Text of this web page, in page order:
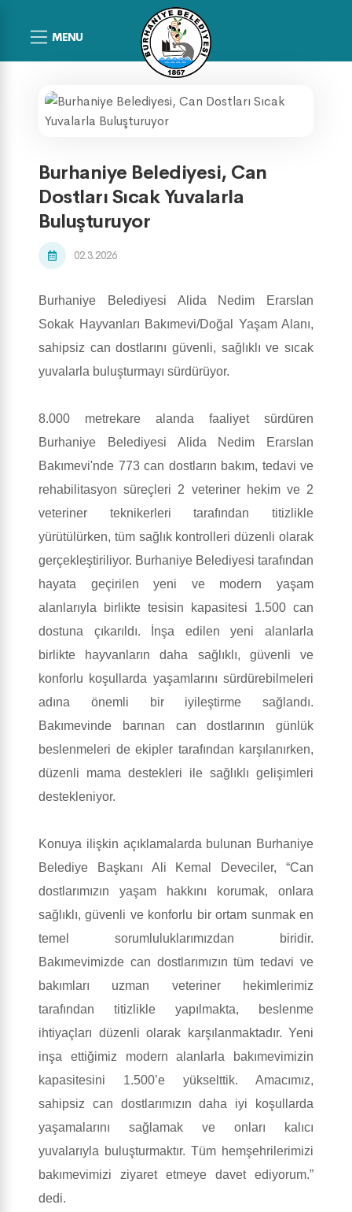
MENU
Burhaniye Belediyesi, Can
Dostları Sıcak Yuvalarla
Buluşturuyor
02.3.2026
Burhaniye Belediyesi Alida Nedim Erarslan
Sokak Hayvanları Bakımevi/Doğal Yaşam Alanı,
sahipsiz can dostlarını güvenli, sağlıklı ve sıcak
yuvalarla buluşturmayı sürdürüyor.
8.000 metrekare alanda faaliyet sürdüren
Burhaniye Belediyesi Alida Nedim Erarslan
Bakımevi'nde 773 can dostların bakım, tedavi ve
rehabilitasyon süreçleri 2 veteriner hekim ve 2
veteriner teknikerleri tarafından titizlikle
yürütülürken, tüm sağlık kontrolleri düzenli olarak
gerçekleştiriliyor. Burhaniye Belediyesi tarafından
hayata geçirilen yeni ve modern yaşam
alanlarıyla birlikte tesisin kapasitesi 1.500 can
dostuna çıkarıldı. İnşa edilen yeni alanlarla
birlikte hayvanların daha sağlıklı, güvenli ve
konforlu koşullarda yaşamlarını sürdürebilmeleri
adına önemli bir iyileştirme sağlandı.
Bakımevinde barınan can dostlarının günlük
beslenmeleri de ekipler tarafından karşılanırken,
düzenli mama destekleri ile sağlıklı gelişimleri
destekleniyor.
Konuya ilişkin açıklamalarda bulunan Burhaniye
Belediye Başkanı Ali Kemal Deveciler, “Can
dostlarımızın yaşam hakkını korumak, onlara
sağlıklı, güvenli ve konforlu bir ortam sunmak en
temel sorumluluklarımızdan biridir.
Bakımevimizde can dostlarımızın tüm tedavi ve
bakımları uzman veteriner hekimlerimiz
tarafından titizlikle yapılmakta, beslenme
ihtiyaçları düzenli olarak karşılanmaktadır. Yeni
inşa ettiğimiz modern alanlarla bakımevimizin
kapasitesini 1.500’e yükselttik. Amacımız,
sahipsiz can dostlarımızın daha iyi koşullarda
yaşamalarını sağlamak ve onları kalıcı
yuvalarıyla buluşturmaktır. Tüm hemşehrilerimizi
bakımevimizi ziyaret etmeye davet ediyorum.”
dedi.